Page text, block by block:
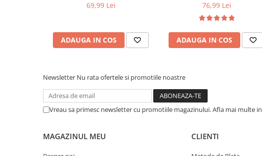
Clasa de viteză standard
Clasa 10, UHS Speed Class 1
Nota pentru consumatori
69,99 Lei
ADAUGA IN COS
76,99 Lei
ADAUGA IN COS
Newsletter Nu rata ofertele si promotiile noastre
Vreau sa primesc newsletter cu promotiile magazinului. Afla mai multe in
MAGAZINUL MEU CLIENTI